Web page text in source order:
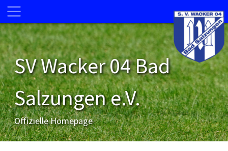
SV Wacker 04 Bad
Salzungen e.V.
Offizielle Homepage